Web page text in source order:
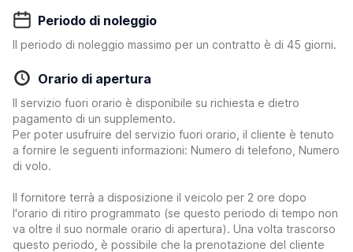
Periodo di noleggio
Il periodo di noleggio massimo per un contratto è di 45 giorni.
Orario di apertura
Il servizio fuori orario è disponibile su richiesta e dietro
pagamento di un supplemento.
Per poter usufruire del servizio fuori orario, il cliente è tenuto
a fornire le seguenti informazioni: Numero di telefono, Numero
di volo.
Il fornitore terrà a disposizione il veicolo per 2 ore dopo
l'orario di ritiro programmato (se questo periodo di tempo non
va oltre il suo normale orario di apertura). Una volta trascorso
questo periodo, è possibile che la prenotazione del cliente